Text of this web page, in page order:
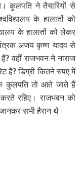
कुलपति ने तैयारियों से
के हालातों को
के हालातों को लेकर
अजय कृष्ण यादव से
वहीं राजभवन ने नाराज
है? डिग्री कितने रुपए में
कुलपति तो आते जाते हैं
रहिए। राजभवन को
सभी हैरान थे।